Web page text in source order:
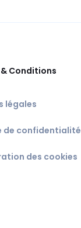
Conditions
légales
de confidentialité
des cookies